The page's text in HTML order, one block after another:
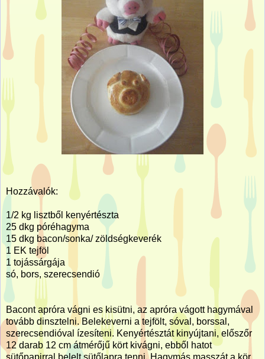
Hozzávalók:
1/2 kg lisztből kenyértészta
25 dkg póréhagyma
15 dkg bacon/sonka/ zöldségkeverék
1 EK tejföl
1 tojássárgája
só, bors, szerecsendió
Bacont apróra vágni es kisütni, az apróra vágott hagymával
tovább dinsztelni. Belekeverni a tejfölt, sóval, borssal,
szerecsendióval ízesíteni. Kenyértésztát kinyújtani, előszőr
12 darab 12 cm átmérőjű kört kivágni, ebből hatot
sütőpapirral belelt sütőlapra tenni. Hagymás masszát a kör